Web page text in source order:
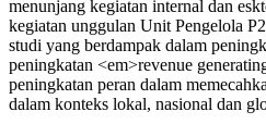
menunjang kegiatan internal dan
kegiatan unggulan Unit Pengelola
studi yang berdampak dalam
peningkatan <em>revenue
peningkatan peran dalam
dalam konteks lokal, nasional dan